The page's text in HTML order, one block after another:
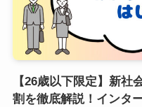
【26歳以下限定】新社
割を徹底解説！インタ